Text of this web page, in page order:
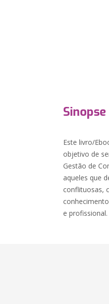
Sinopse
Este livro/
objetivo de
Gestão de
aqueles que
conflituosas,
e profissional.